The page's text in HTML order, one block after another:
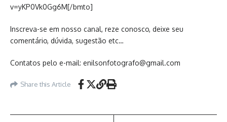
v=yKP0Vk0Gg6M[/bmto]
Inscreva-se em nosso canal, reze conosco, deixe seu
comentário, dúvida, sugestão etc…
Contatos pelo e-mail: enilsonfotografo@gmail.com
Share this Article